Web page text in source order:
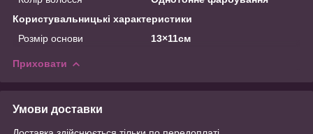
Користувальницькі характеристики
Розмір основи
13×11см
Приховати
Умови доставки